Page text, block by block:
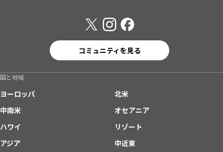
コミュニティを見る
国と地域
ヨーロッパ
北米
中南米
オセアニア
ハワイ
リゾート
アジア
中近東